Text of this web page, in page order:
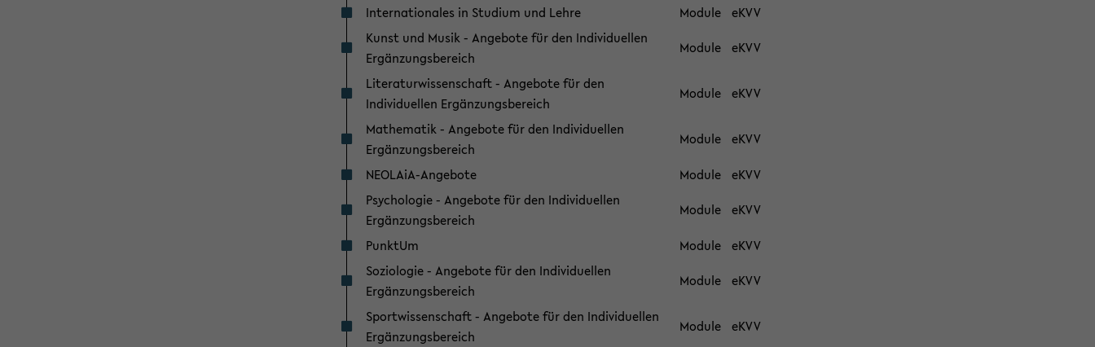
Internationales in Studium und Lehre
Module eKVV
Kunst und Musik - Angebote für den Individuellen
Ergänzungsbereich
Module eKVV
Literaturwissenschaft - Angebote für den
Individuellen Ergänzungsbereich
Module eKVV
Mathematik - Angebote für den Individuellen
Ergänzungsbereich
Module eKVV
NEOLAiA-Angebote
Module eKVV
Psychologie - Angebote für den Individuellen
Ergänzungsbereich
Module eKVV
PunktUm
Module eKVV
Soziologie - Angebote für den Individuellen
Ergänzungsbereich
Module eKVV
Sportwissenschaft - Angebote für den Individuellen
Ergänzungsbereich
Module eKVV